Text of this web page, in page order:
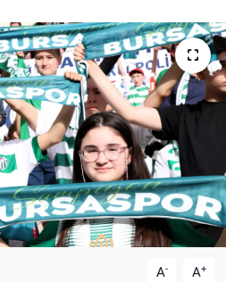
A- A+